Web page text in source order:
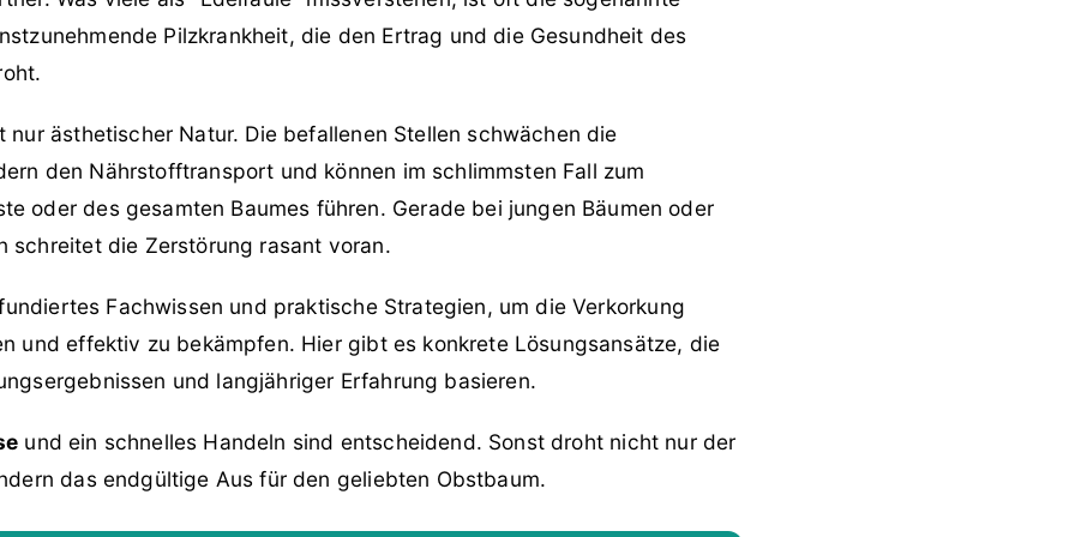
Pilzkrankheit, die den Ertrag und die Gesundheit des
nur ästhetischer Natur. Die befallenen Stellen schwächen die
den Nährstofftransport und können im schlimmsten Fall zum
oder des gesamten Baumes führen. Gerade bei jungen Bäumen oder
schreitet die Zerstörung rasant voran.
Fachwissen und praktische Strategien, um die Verkorkung
und effektiv zu bekämpfen. Hier gibt es konkrete Lösungsansätze, die
und langjähriger Erfahrung basieren.
und ein schnelles Handeln sind entscheidend. Sonst droht nicht nur der
das endgültige Aus für den geliebten Obstbaum.